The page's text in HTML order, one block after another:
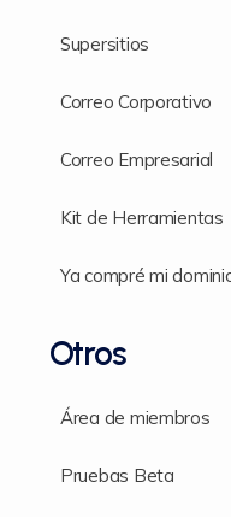
Supersitios
Correo Corporativo
Correo Empresarial
Kit de Herramientas
Ya compré mi
Otros
Área de miembros
Pruebas Beta